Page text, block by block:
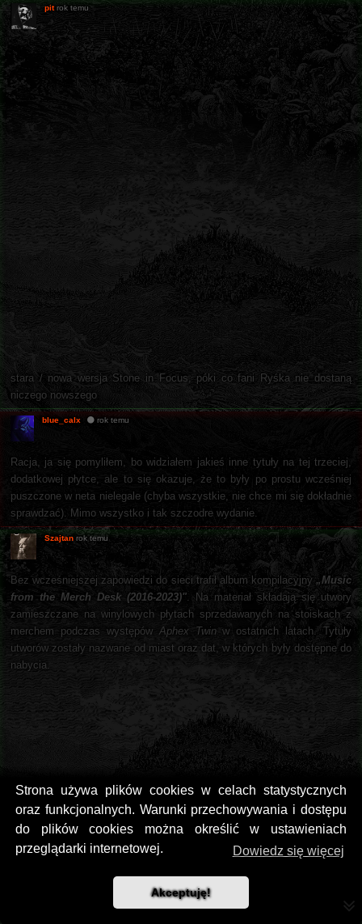
Strona używa plików cookies w celach statystycznych
oraz funkcjonalnych. Warunki przechowywania i dostępu
do plików cookies można określić w ustawieniach
przeglądarki internetowej.
Dowiedz się więcej
Akceptuję!
pit rok temu
-
stara / nowa wersja Stone in Focus, póki co fani Ryśka nie dostaną
niczego nowszego
blue_calx rok temu
Racja, ja się pomyliłem, bo widziałem jakieś inne tytuły na tej trzeciej,
dodatkowej płytce, ale to się okazuje, że to były po prostu wcześniej
puszczone w neta nielegale (chyba wszystkie, nie chce mi się dokładnie
sprawdzać). Mimo wszystko i tak szczodre wydanie.
Szajtan rok temu
Bez wcześniejszej zapowiedzi do sieci trafił album kompilacyjny„Music
from the Merch Desk (2016-2023)". Na materiał składają się utwory
zamieszczane na winylowych płytach sprzedawanych na stoiskach z
merchem podczas występów Aphex Twinw ostatnich latach. Tytuły
utworów zostały nazwane od miast oraz dat, w których były dostępne do
nabycia.